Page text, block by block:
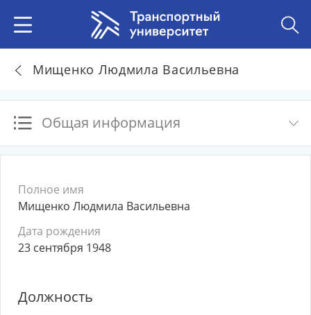
Мищенко Людмила Васильевна
Общая информация
Полное имя
Мищенко Людмила Васильевна
Дата рождения
23 сентября 1948
Должность